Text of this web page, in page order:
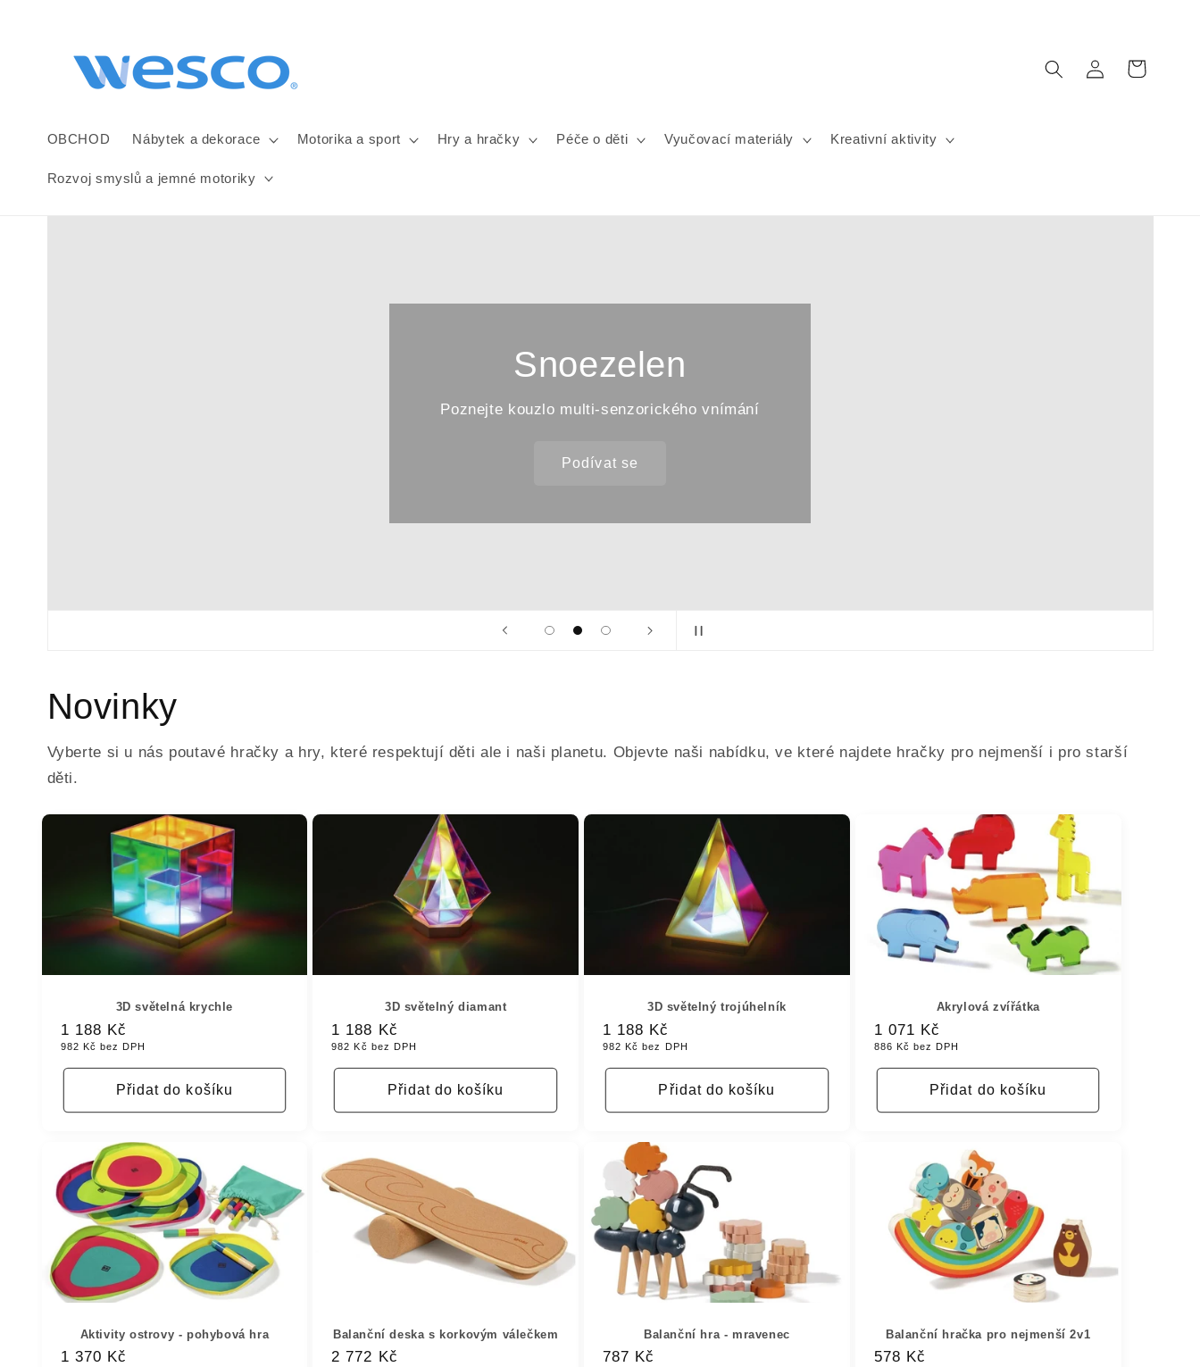
OBCHOD Nábytek a dekorace Motorika a sport Hry a hračky Péče o děti Vyučovací materiály Kreativní aktivity
Rozvoj smyslů a jemné motoriky
Přihlásit
Košík
Snoezelen
Poznejte kouzlo multi-senzorického vnímání
Podívat se
Novinky
Vyberte si u nás poutavé hračky a hry, které respektují děti ale i naši planetu. Objevte naši nabídku, ve které najdete hračky pro nejmenší i pro starší
děti.
3D světelná krychle
Běžná
cena
1 188 Kč
982 Kč bez DPH
Přidat do košíku
3D světelný diamant
Běžná
cena
1 188 Kč
982 Kč bez DPH
Přidat do košíku
3D světelný trojúhelník
Běžná
cena
1 188 Kč
982 Kč bez DPH
Přidat do košíku
Akrylová zvířátka
Běžná
cena
1 071 Kč
886 Kč bez DPH
Přidat do košíku
Aktivity ostrovy - pohybová hra
Běžná
1 370 Kč
Balanční deska s korkovým válečkem
Běžná
2 772 Kč
Balanční hra - mravenec
Běžná
787 Kč
Balanční hračka pro nejmenší 2v1
Běžná
578 Kč